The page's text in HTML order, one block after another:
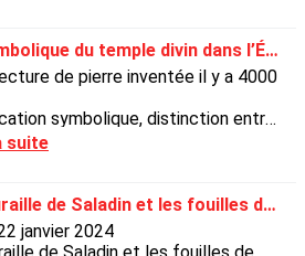
La symbolique du temple divin dans l’Égypte pharaonique
de pierre inventée il y a 4000
symbolique, distinction entre
suite
La muraille de Saladin et les fouilles de l’IFAO dans la ville du Caire
janvier 2024